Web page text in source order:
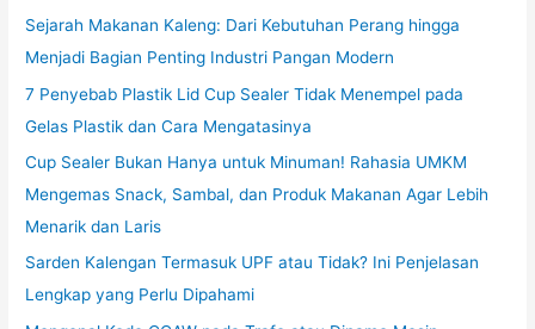
Sejarah Makanan Kaleng: Dari Kebutuhan Perang hingga
Menjadi Bagian Penting Industri Pangan Modern
7 Penyebab Plastik Lid Cup Sealer Tidak Menempel pada
Gelas Plastik dan Cara Mengatasinya
Cup Sealer Bukan Hanya untuk Minuman! Rahasia UMKM
Mengemas Snack, Sambal, dan Produk Makanan Agar Lebih
Menarik dan Laris
Sarden Kalengan Termasuk UPF atau Tidak? Ini Penjelasan
Lengkap yang Perlu Dipahami